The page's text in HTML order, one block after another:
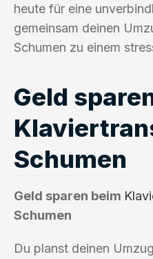
heute für eine
gemeinsam deinen
Schumen zu einem
Geld
Schumen
Geld sparen beim
Schumen
Du planst deinen